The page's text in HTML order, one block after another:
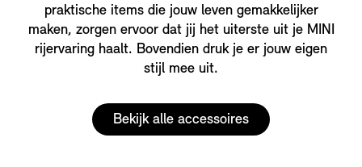
praktische items die jouw leven gemakkelijker
maken, zorgen ervoor dat jij het uiterste uit je MINI
rijervaring haalt. Bovendien druk je er jouw eigen
stijl mee uit.
Bekijk alle accessoires